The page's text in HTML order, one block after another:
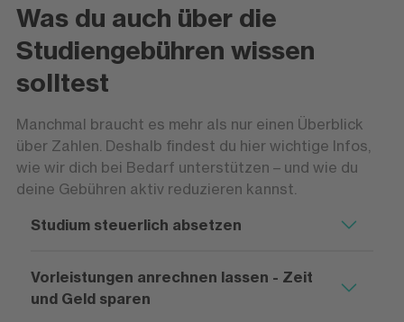
Was du auch über die
Studiengebühren wissen
solltest
Manchmal braucht es mehr als nur einen Überblick
über Zahlen. Deshalb findest du hier wichtige Infos,
wie wir dich bei Bedarf unterstützen – und wie du
deine Gebühren aktiv reduzieren kannst.
Studium steuerlich absetzen
Vorleistungen anrechnen lassen - Zeit
und Geld sparen